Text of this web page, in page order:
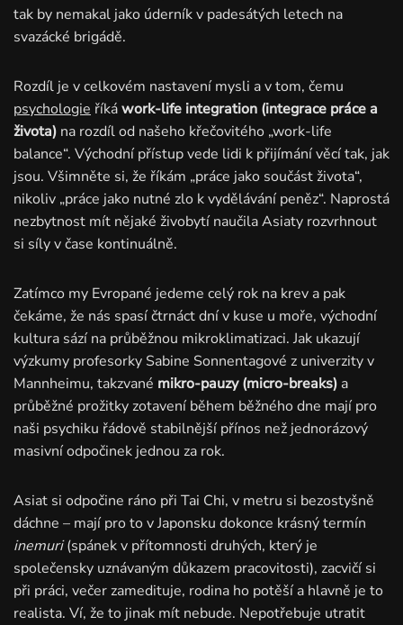
tak by nemakal jako úderník v padesátých letech na
svazácké brigádě.
Rozdíl je v celkovém nastavení mysli a v tom, čemu
psychologie říkáwork-life integration (integrace práce a
života) na rozdíl od našeho křečovitého „work-life
balance“. Východní přístup vede lidi k přijímání věcí tak, jak
jsou. Všimněte si, že říkám „práce jako součást života“,
nikoliv „práce jako nutné zlo k vydělávání peněz“. Naprostá
nezbytnost mít nějaké živobytí naučila Asiaty rozvrhnout
si síly v čase kontinuálně.
Zatímco my Evropané jedeme celý rok na krev a pak
čekáme, že nás spasí čtrnáct dní v kuse u moře, východní
kultura sází na průběžnou mikroklimatizaci. Jak ukazují
výzkumy profesorky Sabine Sonnentagové z univerzity v
Mannheimu, takzvané mikro-pauzy (micro-breaks) a
průběžné prožitky zotavení během běžného dne mají pro
naši psychiku řádově stabilnější přínos než jednorázový
masivní odpočinek jednou za rok.
Asiat si odpočine ráno při Tai Chi, v metru si bezostyšně
dáchne – mají pro to v Japonsku dokonce krásný termín
inemuri(spánek v přítomnosti druhých, který je
společensky uznávaným důkazem pracovitosti), zacvičí si
při práci, večer zamedituje, rodina ho potěší a hlavně je to
realista. Ví, že to jinak mít nebude. Nepotřebuje utratit